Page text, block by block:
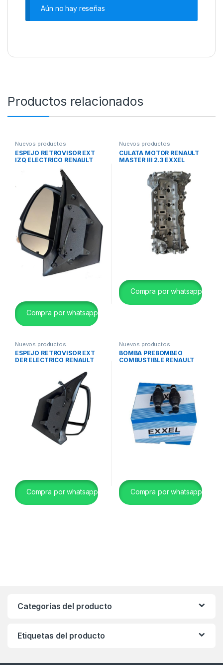
Aún no hay reseñas
Productos relacionados
Nuevos productos
ESPEJO RETROVISOR EXT
IZQ ELECTRICO RENAULT
Compra por whatsapp
Nuevos productos
CULATA MOTOR RENAULT
MASTER III 2.3 EXXEL
Compra por whatsapp
Nuevos productos
ESPEJO RETROVISOR EXT
DER ELECTRICO RENAULT
Compra por whatsapp
Nuevos productos
BOMBA PREBOMBEO
COMBUSTIBLE RENAULT
Compra por whatsapp
Categorías del producto
Etiquetas del producto